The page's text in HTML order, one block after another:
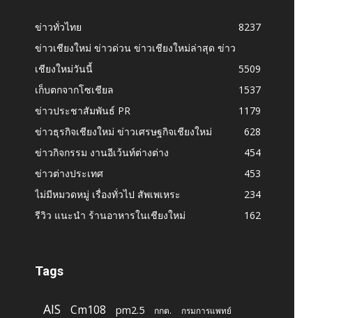
ข่าวทั่วไทย
8237
ข่าวเชียงใหม่ ข่าวด่วน ข่าวเชียงใหม่ล่าสุด ข่าว
เชียงใหม่วันนี้
5509
เก็บตกจากโซเชียล
1537
ข่าวประชาสัมพันธ์ PR
1179
ข่าวธุรกิจเชียงใหม่ ข่าวเศรษฐกิจเชียงใหม่
628
ข่าวกิจกรรม งานอีเว้นท์ต่างต่าง
454
ข่าวต่างประเทศ
453
ไม่มีหมวดหมู่ เรื่องทั่วไป สัพเพเหระ
234
รีวิว แนะนำ ร้านอาหารในเชียงใหม่
162
Tags
AIS Cm108 pm2.5 กกต. กรมการแพทย์